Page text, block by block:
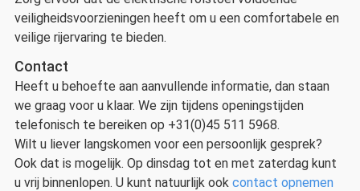
veiligheidsvoorzieningen heeft om u een comfortabele en
veilige rijervaring te bieden.
Contact
Heeft u behoefte aan aanvullende informatie, dan staan
we graag voor u klaar. We zijn tijdens openingstijden
telefonisch te bereiken op +31(0)45 511 5968.
Wilt u liever langskomen voor een persoonlijk gesprek?
Ook dat is mogelijk. Op dinsdag tot en met zaterdag kunt
u vrij binnenlopen. U kunt natuurlijk ook contact opnemen